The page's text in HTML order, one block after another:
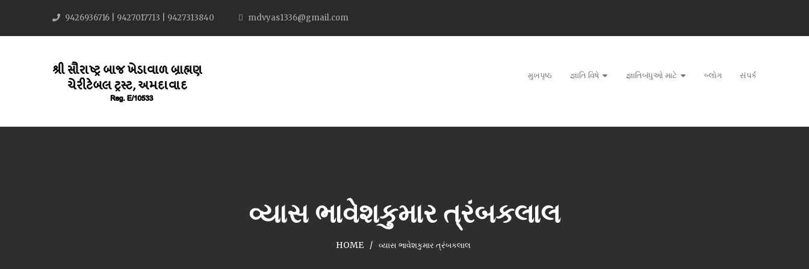
9426936716 | 9427017713 | 9427313840 mdvyas1336@gmail.com
મુખપૃષ્ઠ જ્ઞાતિ વિષે જ્ઞાતિબંધુઓ માટે બ્લોગ સંપર્ક
વ્યાસ ભાવેશકુમાર ત્રંબકલાલ
HOME વ્યાસ ભાવેશકુમાર ત્રંબકલાલ